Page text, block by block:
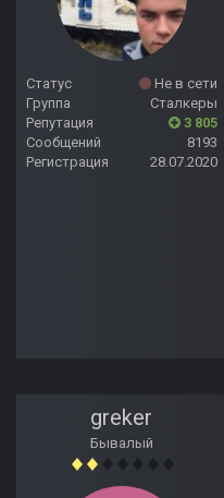
Статус
Не в сети
Группа
Сталкеры
Репутация
3 805
Сообщений
8193
Регистрация
28.07.2020
greker
Бывалый